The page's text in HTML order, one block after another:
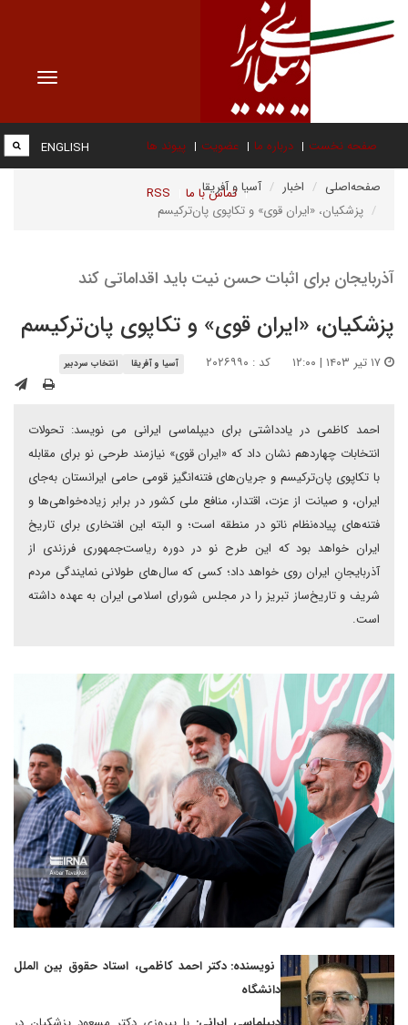
Toggle
صفحه نخست درباره ما عضویت پیوند ها
تماس با ما RSS
ENGLISH
صفحه‌اصلی اخبار
آسیا و آفریقا
پزشکیان، «ایران قوی» و تکاپوی پان‌ترکیسم
آذربایجان برای اثبات حسن نیت باید اقداماتی کند
پزشکیان، «ایران قوی» و تکاپوی پان‌ترکیسم
کد : ۲۰۲۶۹۹۰ آسیا و آفریقا انتخاب سردبیر
احمد کاظمی در یادداشتی برای دیپلماسی ایرانی می نویسد: تحولات
انتخابات چهاردهم نشان داد که «ایران قوی» نیازمند طرحی نو برای مقابله
با تکاپوی پان‌ترکیسم و جریان‌های فتنه‌انگیز قومی حامی ایرانستان به‌جای
ایران، و صیانت از عزت، اقتدار، منافع ملی کشور در برابر زیاده‌خواهی‌ها و
فتنه‌های پیاده‌نظام ناتو در منطقه است؛ و البته این افتخاری برای تاریخ
ایران خواهد بود که این طرح نو در دوره ریاست‌جمهوری فرزندی از
آذربایجانِ ایران روی خواهد داد؛ کسی که سال‌های طولانی نمایندگی مردم
شریف و تاریخ‌ساز تبریز را در مجلس شورای اسلامی ایران به عهده داشته
است.
نویسنده: دکتر احمد کاظمی، استاد حقوق بین الملل
دانشگاه